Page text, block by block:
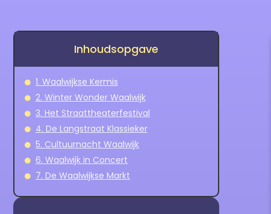
Inhoudsopgave
1. Waalwijkse Kermis
2. Winter Wonder Waalwijk
3. Het Straattheaterfestival
4. De Langstraat Klassieker
5. Cultuurnacht Waalwijk
6. Waalwijk in Concert
7. De Waalwijkse Markt